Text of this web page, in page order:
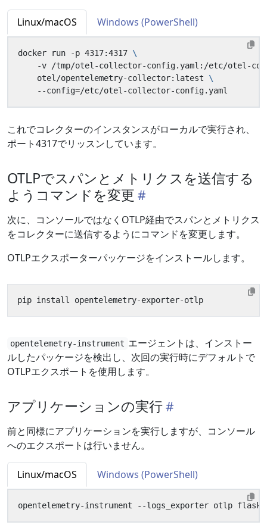
Linux/macOS Windows (PowerShell)
docker run -p 4317:4317
-v /tmp/otel-collector-config.yaml:/etc/otel-
    otel/opentelemetry-collector:latest
    --config
=
これでコレクターのインスタンスがローカルで実行され、
ポート4317でリッスンしています。
OTLPでスパンとメトリクスを送信する
ようコマンドを変更
次に、コンソールではなくOTLP経由でスパンとメトリクス
をコレクターに送信するようにコマンドを変更します。
OTLPエクスポーターパッケージをインストールします。
opentelemetry-instrument エージェントは、インストー
ルしたパッケージを検出し、次回の実行時にデフォルトで
OTLPエクスポートを使用します。
アプリケーションの実行
前と同様にアプリケーションを実行しますが、コンソール
へのエクスポートは行いません。
Linux/macOS Windows (PowerShell)
opentelemetry-instrument --logs_exporter otlp